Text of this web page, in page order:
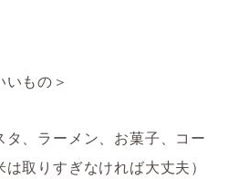
いもの＞
、ラーメン、お菓子、コー
取りすぎなければ大丈夫）